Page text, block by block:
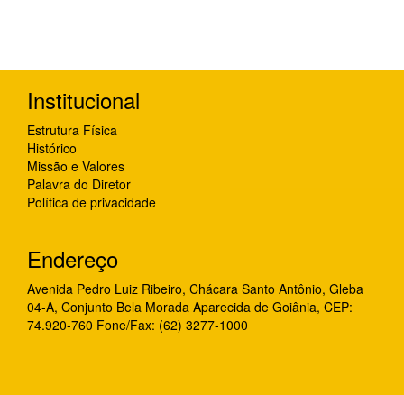
Institucional
Estrutura Física
Histórico
Missão e Valores
Palavra do Diretor
Política de privacidade
Endereço
Avenida Pedro Luiz Ribeiro, Chácara Santo Antônio, Gleba
04-A, Conjunto Bela Morada Aparecida de Goiânia, CEP:
74.920-760 Fone/Fax: (62) 3277-1000